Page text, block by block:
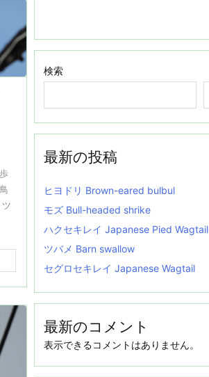
検索
最新の投稿
ヒヨドリ Brown-eared bulbul
モズ Bull-headed shrike
ハクセキレイ Japanese Pied Wagtail
ツバメ Barn swallow
セグロセキレイ Japanese Wagtail
最新のコメント
表示できるコメントはありません。